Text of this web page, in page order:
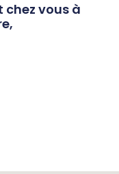
vous à